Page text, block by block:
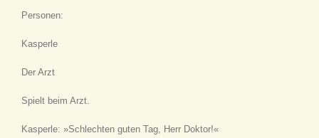
Personen:
Kasperle
Der Arzt
Spielt beim Arzt.
Kasperle: »Schlechten guten Tag, Herr Doktor!«